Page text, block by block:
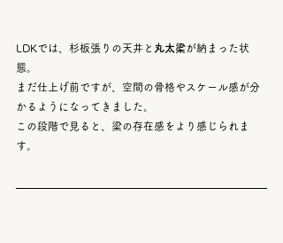
LDKでは、杉板張りの天井と 丸太梁が納まった状
態。
まだ仕上げ前ですが、空間の骨格やスケール感が分
かるようになってきました。
この段階で見ると、梁の存在感をより感じられま
す。